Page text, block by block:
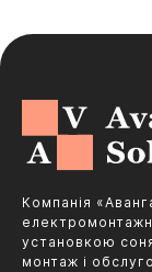
Компанія
установкою
монтаж і